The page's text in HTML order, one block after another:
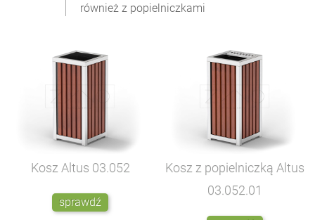
również z popielniczkami
Kosz Altus 03.052
sprawdź
Kosz z popielniczką Altus
03.052.01